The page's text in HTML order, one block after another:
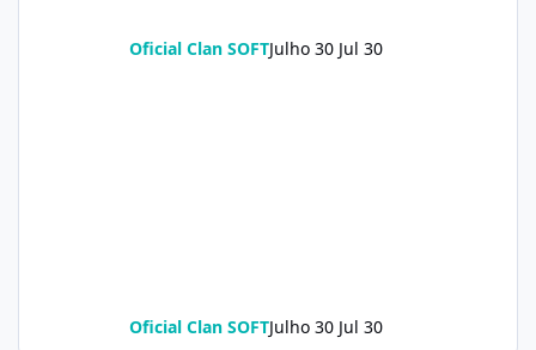
Oficial Clan SOFTJulho 30 Jul 30
Oficial Clan SOFTJulho 30 Jul 30